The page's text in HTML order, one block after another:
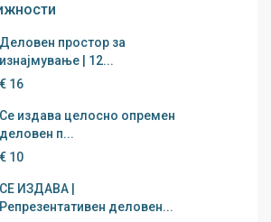
Деловен простор за
изнајмување | 12...
€ 16
Се издава целосно опремен
деловен п...
€ 10
СЕ ИЗДАВА |
Репрезентативен деловен...